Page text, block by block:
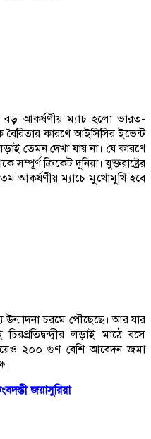
বড় আকর্ষণীয় ম্যাচ হলো ভারত-
বৈরিতার কারণে আইসিসির ইভেন্ট
তেমন দেখা যায় না। যে কারণে
ক্রিকেট দুনিয়া। যুক্তরাষ্ট্রের
আকর্ষণীয় ম্যাচে মুখোমুখি হবে
উন্মাদনা চরমে পৌছেছে। আর যার
লড়াই মাঠে বসে
২০০ গুণ বেশি আবেদন জমা
জয়াসুরিয়া